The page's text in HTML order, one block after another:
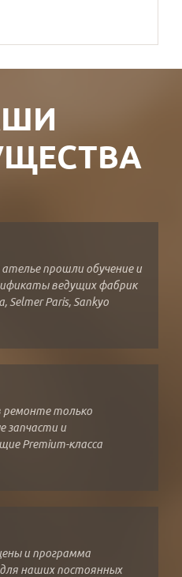
прошли обучение и
ведущих фабрик
Selmer Paris, Sankyo
ремонте только
запчасти и
Premium-класса
и программа
наших постоянных